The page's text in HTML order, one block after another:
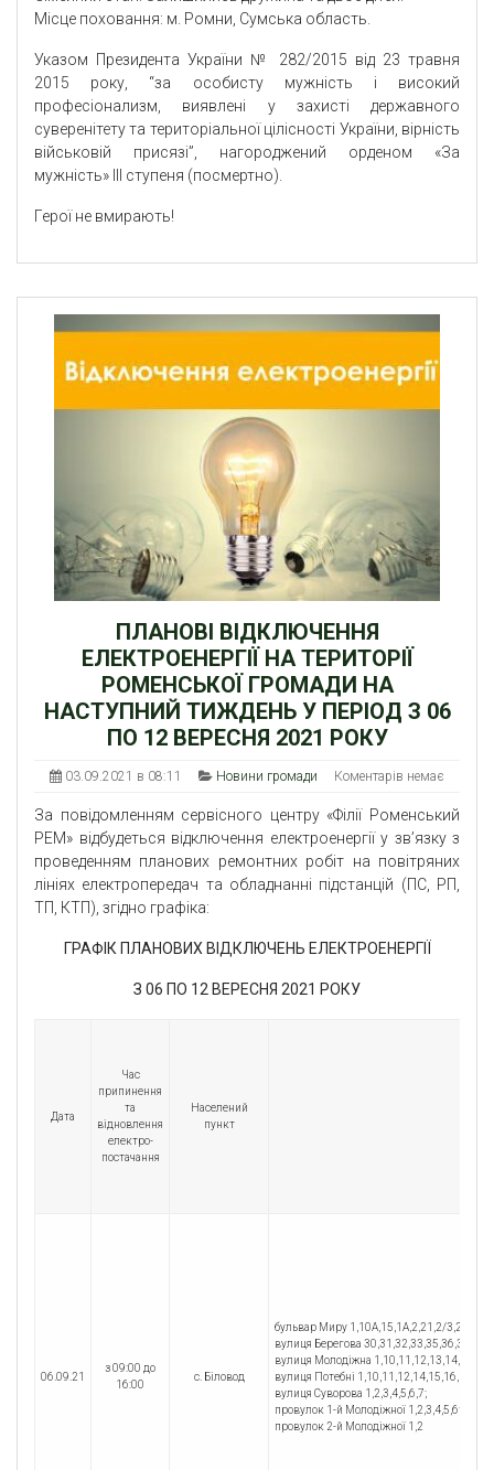
Місце поховання: м. Ромни, Сумська область.
Указом Президента України № 282/2015 від 23 травня
2015 року, “за особисту мужність і високий
професіонализм, виявлені у захисті державного
суверенітету та територіальної цілісності України, вірність
військовій присязі”, нагороджений орденом «За
мужність» III ступеня (посмертно).
Герої не вмирають!
ПЛАНОВІ ВІДКЛЮЧЕННЯ
ЕЛЕКТРОЕНЕРГІЇ НА ТЕРИТОРІЇ
РОМЕНСЬКОЇ ГРОМАДИ НА
НАСТУПНИЙ ТИЖДЕНЬ У ПЕРІОД З 06
ПО 12 ВЕРЕСНЯ 2021 РОКУ
03.09.2021 в 08:11 Новини громади Коментарів немає
За повідомленням сервісного центру «Філії Роменський
РЕМ» відбудеться відключення електроенергії у зв’язку з
проведенням планових ремонтних робіт на повітряних
лініях електропередач та обладнанні підстанцій (ПС, РП,
ТП, КТП), згідно графіка:
ГРАФІК ПЛАНОВИХ ВІДКЛЮЧЕНЬ ЕЛЕКТРОЕНЕРГІЇ
З 06 ПО 12 ВЕРЕСНЯ 2021 РОКУ
Дата
Час
припинення
та
відновлення
електро-
постачання
Населений
пункт
06.09.21
з 09:00 до
16:00
с. Біловод
бульвар Миру 1,10А,15,1А,2,21,2/
вулиця Берегова
вулиця Молодіжна
вулиця Потебні
вулиця Суворова 1,2,3,4,5,6,7;
провулок 1-й Молодіжної 1,2,3,4,5,6;
провулок 2-й Молодіжної 1,2